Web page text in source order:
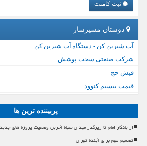
ثبت کامنت
دوستان مسیرساز
آب شیرین کن - دستگاه آب شیرین کن
شرکت صنعتی سخت پوشش
فیش حج
قیمت بیسیم کنوود
پربیننده ترین ها
از یادگار امام تا زیرگذر میدان سپاه آخرین وضعیت پروژه های
تصمیم مهم برای آینده تهران